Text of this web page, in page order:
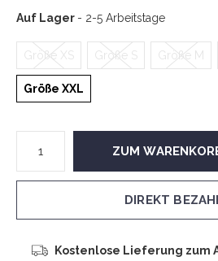
Auf Lager - 2-5 Arbeitstage
Größe XS Größe S Größe M
Größe XXL
ZUM
DIREKT
Kostenlose Lieferung zum